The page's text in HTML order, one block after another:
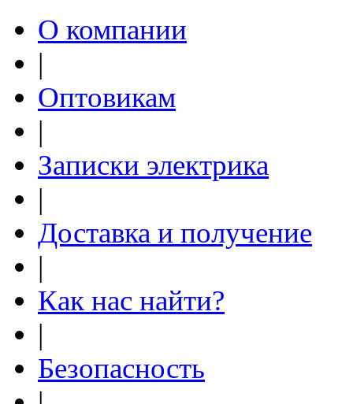
О компании
|
Оптовикам
|
Записки электрика
|
Доставка и получение
|
Как нас найти?
|
Безопасность